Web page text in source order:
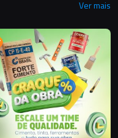
Ver mais